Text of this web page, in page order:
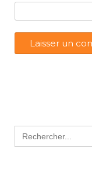
Search
for: